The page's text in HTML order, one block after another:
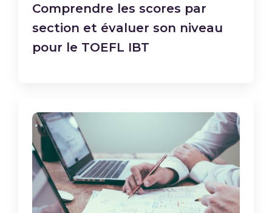
Comprendre les scores par
section et évaluer son niveau
pour le TOEFL IBT